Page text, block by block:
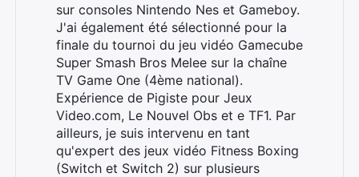
sur consoles Nintendo Nes et Gameboy.
J'ai également été sélectionné pour la
finale du tournoi du jeu vidéo Gamecube
Super Smash Bros Melee sur la chaîne
TV Game One (4ème national).
Expérience de Pigiste pour Jeux
Video.com, Le Nouvel Obs et e TF1. Par
ailleurs, je suis intervenu en tant
qu'expert des jeux vidéo Fitness Boxing
(Switch et Switch 2) sur plusieurs
Rechercher
: